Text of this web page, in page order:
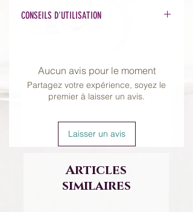
CONSEILS D'UTILISATION
masque avec quelques gouttes
d'eau et étalez une fine couche sur
la surface de la peau et laissez agir 5
à 10 minutes. Rincez.
MASQUES ÉMINENCE
Aucun avis pour le moment
Partagez votre expérience, soyez le
premier à laisser un avis.
Laisser un avis
Articles
similaires